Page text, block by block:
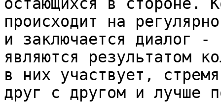
происходит на
и заключается диалог -
являются результатом
в них участвует,
друг с другом и лучше